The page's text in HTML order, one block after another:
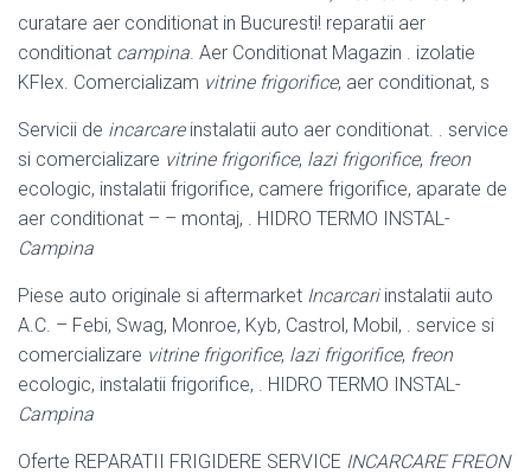
curatare aer conditionat in Bucuresti! reparatii aer
conditionat campina. Aer Conditionat Magazin . izolatie
KFlex. Comercializam vitrine frigorifice, aer conditionat, s
Servicii de incarcareinstalatii auto aer conditionat. . service
si comercializare vitrine frigorifice, lazi frigorifice, freon
ecologic, instalatii frigorifice, camere frigorifice, aparate de
aer conditionat – – montaj, . HIDRO TERMO INSTAL-
Campina
Piese auto originale si aftermarket Incarcariinstalatii auto
A.C. – Febi, Swag, Monroe, Kyb, Castrol, Mobil, . service si
comercializare vitrine frigorifice, lazi frigorifice, freon
ecologic, instalatii frigorifice, . HIDRO TERMO INSTAL-
Campina
Oferte REPARATII FRIGIDERE SERVICE INCARCARE FREON